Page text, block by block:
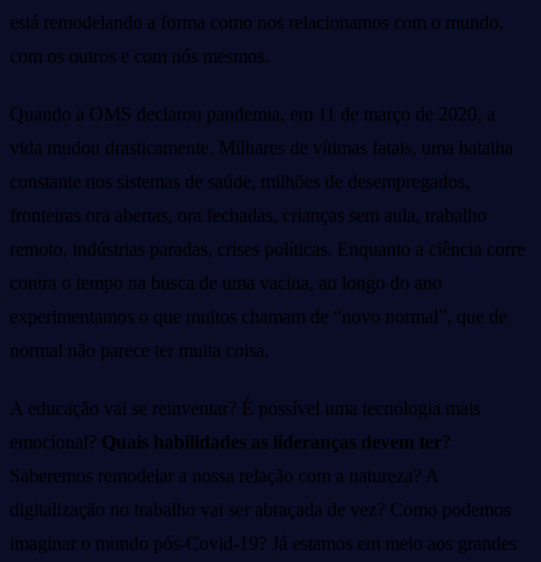
está remodelando a forma como nos relacionamos com o mundo,
com os outros e com nós mesmos.
Quando a OMS declarou pandemia, em 11 de março de 2020, a
vida mudou drasticamente. Milhares de vítimas fatais, uma batalha
constante nos sistemas de saúde, milhões de desempregados,
fronteiras ora abertas, ora fechadas, crianças sem aula, trabalho
remoto, indústrias paradas, crises políticas. Enquanto a ciência corre
contra o tempo na busca de uma vacina, ao longo do ano
experimentamos o que muitos chamam de “novo normal”, que de
normal não parece ter muita coisa.
A educação vai se reinventar? É possível uma tecnologia mais
emocional? Quais habilidades as lideranças devem ter?
Saberemos remodelar a nossa relação com a natureza? A
digitalização no trabalho vai ser abraçada de vez? Como podemos
imaginar o mundo pós-Covid-19? Já estamos em meio aos grandes